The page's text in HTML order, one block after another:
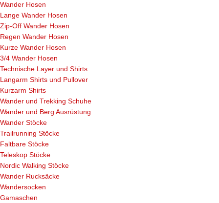
Wander Hosen
Lange Wander Hosen
Zip-Off Wander Hosen
Regen Wander Hosen
Kurze Wander Hosen
3/4 Wander Hosen
Technische Layer und Shirts
Langarm Shirts und Pullover
Kurzarm Shirts
Wander und Trekking Schuhe
Wander und Berg Ausrüstung
Wander Stöcke
Trailrunning Stöcke
Faltbare Stöcke
Teleskop Stöcke
Nordic Walking Stöcke
Wander Rucksäcke
Wandersocken
Gamaschen